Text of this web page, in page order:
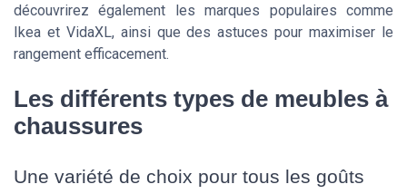
découvrirez également les marques populaires comme
Ikea et VidaXL, ainsi que des astuces pour maximiser le
rangement efficacement.
Les différents types de meubles à
chaussures
Une variété de choix pour tous les goûts